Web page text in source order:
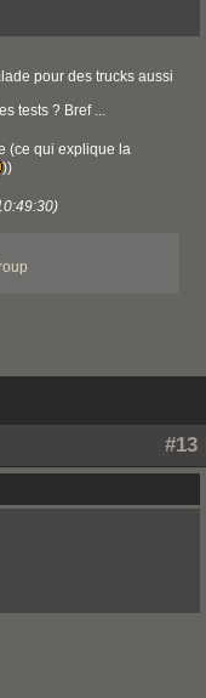
pour des trucks aussi
tests ? Bref ...
(ce qui explique la
))
#13